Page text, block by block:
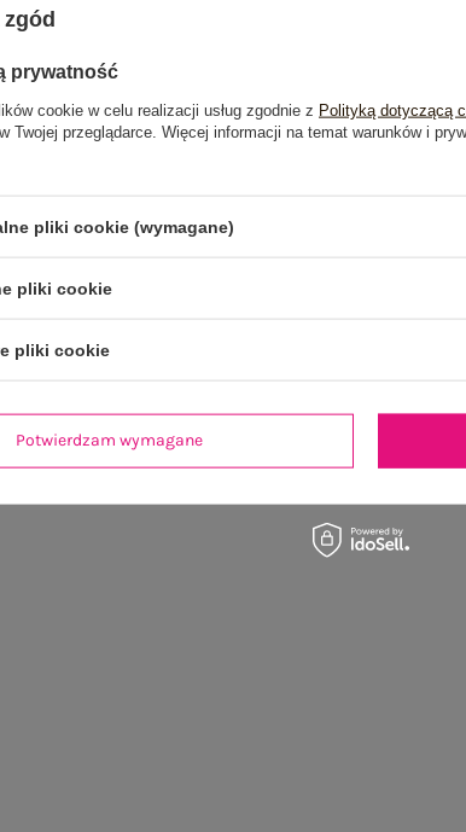
i reklamacje Opinie o produkcie(0)
prywatność
cookie w celu realizacji usług zgodnie z Polityką dotyczącą
Twojej przeglądarce. Więcej informacji na temat warunków i
pliki cookie (wymagane)
pliki cookie
pliki cookie
Potwierdzam wymagane